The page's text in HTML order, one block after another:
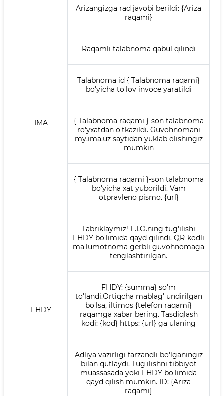
Arizangizga rad javobi berildi: {Ariza
raqami}
IMA
Raqamli talabnoma qabul qilindi
Talabnoma id { Talabnoma raqami}
bo'yicha to'lov invoce yaratildi
{ Talabnoma raqami }-son talabnoma
ro'yxatdan o'tkazildi. Guvohnomani
my.ima.uz saytidan yuklab olishingiz
mumkin
{ Talabnoma raqami }-son talabnoma
bo'yicha xat yuborildi. Vam
otpravleno pismo. {url}
FHDY
Tabriklaymiz! F.I.O.ning tug'ilishi
FHDY bo'limida qayd qilindi. QR-kodli
ma'lumotnoma gerbli guvohnomaga
tenglashtirilgan.
FHDY: {summa} so'm
to'landi.Ortiqcha mablag' undirilgan
bo'lsa, iltimos {telefon raqami}
raqamga xabar bering. Tasdiqlash
kodi: {kod} https: {url} ga ulaning
Adliya vazirligi farzandli bo'lganingiz
bilan qutlaydi. Tug'ilishni tibbiyot
muassasada yoki FHDY bo'limida
qayd qilish mumkin. ID: {Ariza
raqami}